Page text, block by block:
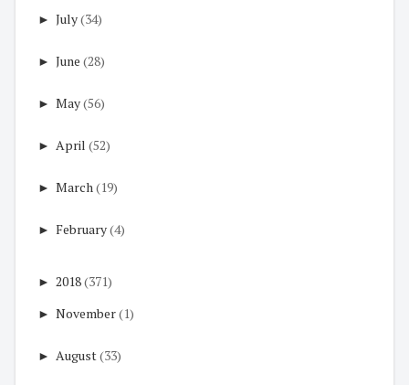
► July(34)
► June (28)
► May(56)
► April (52)
► March(19)
► February(4)
► 2018(371)
► November(1)
► August(33)